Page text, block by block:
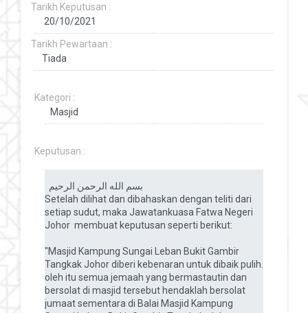
Tarikh Keputusan :
Tarikh Pewartaan :
Kategori :
Keputusan :